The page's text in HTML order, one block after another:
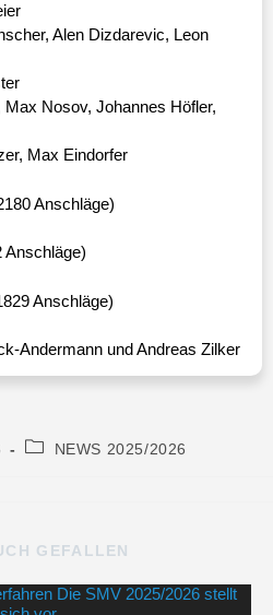
Alen Dizdarevic, Leon
Nosov, Johannes Höfler,
Max Eindorfer
Anschläge)
Anschläge)
Anschläge)
Andermann und Andreas Zilker
NEWS 2025/2026
GEFALLEN